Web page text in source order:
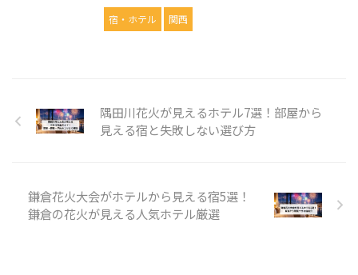
宿・ホテル 関西
隅田川花火が見えるホテル7選！部屋から
見える宿と失敗しない選び方
鎌倉花火大会がホテルから見える宿5選！
鎌倉の花火が見える人気ホテル厳選